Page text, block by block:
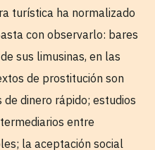
turística ha normalizado
con observarlo: bares
sus limusinas, en las
de prostitución son
dinero rápido; estudios
entre
la aceptación social